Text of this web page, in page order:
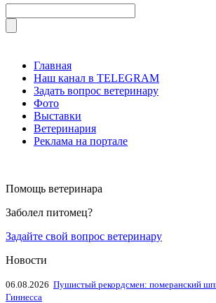
Главная
Наш канал в TELEGRAM
Задать вопрос ветеринару
Фото
Выставки
Ветеринария
Реклама на портале
Помощь ветеринара
Заболел питомец?
Задайте свой вопрос ветеринару
Новости
06.08.2026 Пушистый рекордсмен: померанский
Гиннесса